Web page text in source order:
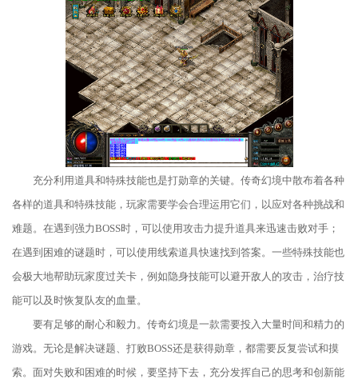
充分利用道具和特殊技能也是打勋章的关键。传奇幻境中散布着各种
各样的道具和特殊技能，玩家需要学会合理运用它们，以应对各种挑战和
难题。在遇到强力BOSS时，可以使用攻击力提升道具来迅速击败对手；
在遇到困难的谜题时，可以使用线索道具快速找到答案。一些特殊技能也
会极大地帮助玩家度过关卡，例如隐身技能可以避开敌人的攻击，治疗技
能可以及时恢复队友的血量。
要有足够的耐心和毅力。传奇幻境是一款需要投入大量时间和精力的
游戏。无论是解决谜题、打败BOSS还是获得勋章，都需要反复尝试和摸
索。面对失败和困难的时候，要坚持下去，充分发挥自己的思考和创新能